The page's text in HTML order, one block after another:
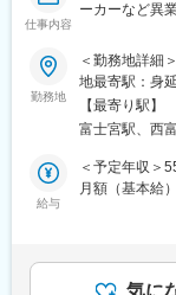
命を維持する
の組織で20～
キャリア採用
で活躍されて
マーケティン
術開発から、
仕事内容
ーカーなど異
るマザー工場】
■募集背景：
工場組織およ
る監査及び規
め募集いたし
るポジション
に至る一連の
勤務地
＜勤務地詳細
地最寄駅：身
範囲：会社の
【最寄り駅】
富士宮駅、西
給与
＜予定年収＞
月額（基本給
選考を通じて
気に